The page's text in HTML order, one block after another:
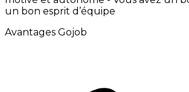
un bon esprit d’équipe
Avantages Gojob